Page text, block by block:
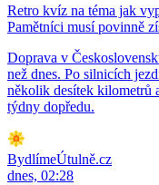
Retro kvíz na téma jak
Pamětníci musí povinně
Doprava v
než dnes. Po silnicích
několik desítek kilometrů
týdny dopředu.
BydlímeÚtulně.cz
dnes, 02:28